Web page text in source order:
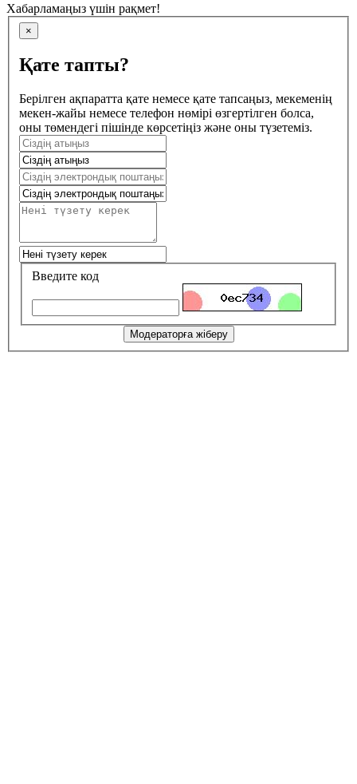
Хабарламаңыз үшін рақмет!
×
Қате тапты?
Берілген ақпаратта қате немесе қате тапсаңыз, мекеменің
мекен-жайы немесе телефон нөмірі өзгертілген болса,
оны төмендегі пішінде көрсетіңіз және оны түзетеміз.
Введите код
Модераторға жіберу